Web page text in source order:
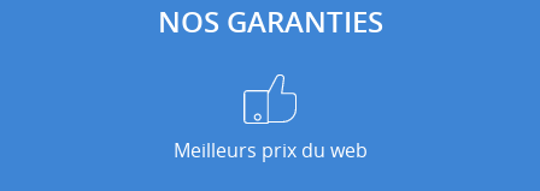
NOS GARANTIES
Meilleurs prix du web